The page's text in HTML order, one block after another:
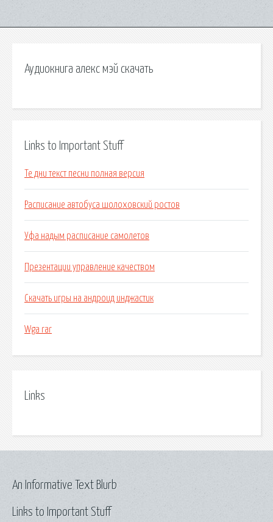
Аудиокнига алекс мэй скачать
Links to Important Stuff
Те дни текст песни полная версия
Расписание автобуса шолоховский ростов
Уфа надым расписание самолетов
Презентации управление качеством
Скачать игры на андроид инджастик
Wga rar
Links
Links to Important Stuff
An Informative Text Blurb